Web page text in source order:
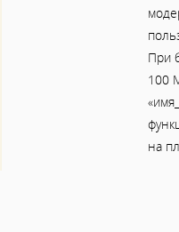
При
100
на